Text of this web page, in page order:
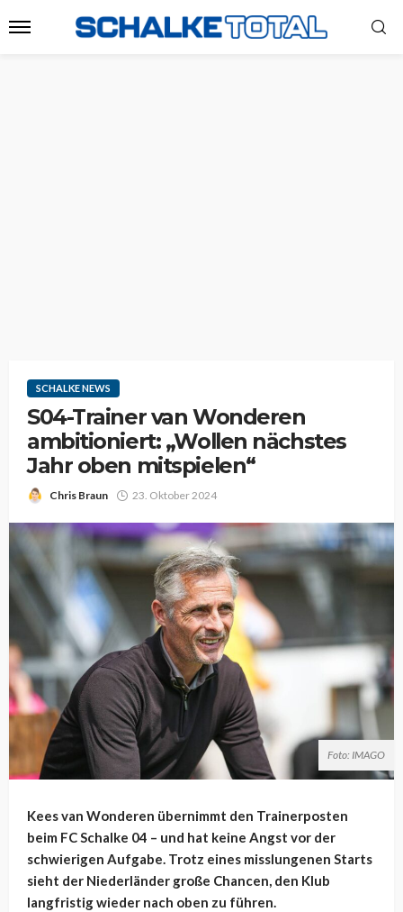
SCHALKE NEWS
S04-Trainer van Wonderen
ambitioniert: „Wollen nächstes
Jahr oben mitspielen“
Chris Braun 23. Oktober 2024
Foto: IMAGO
Kees van Wonderen übernimmt den Trainerposten
beim FC Schalke 04 – und hat keine Angst vor der
schwierigen Aufgabe. Trotz eines misslungenen Starts
sieht der Niederländer große Chancen, den Klub
langfristig wieder nach oben zu führen.